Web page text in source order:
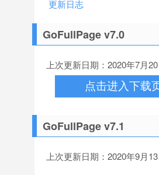
更新日志
GoFullPage v7.0
上次更新日期：2020年7月
点击进入下载
GoFullPage v7.1
上次更新日期：2020年9月